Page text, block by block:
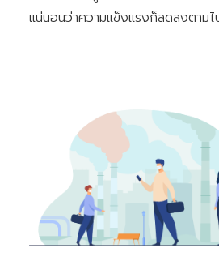
แน่นอนว่าความแข็งแรงก็ลดลงตาม